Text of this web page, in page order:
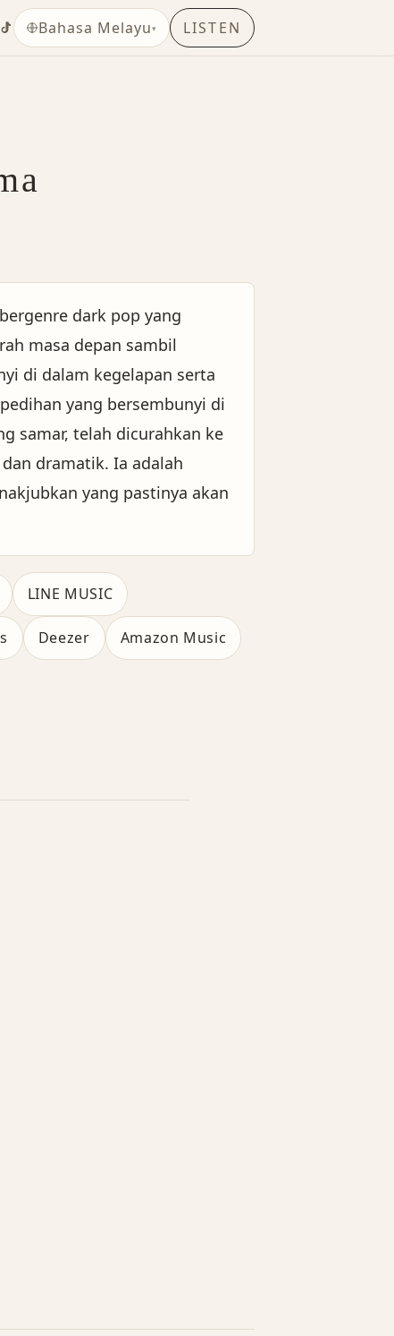
Bahasa Melayu▾ LISTEN
dark pop yang
masa depan sambil
di dalam kegelapan serta
yang bersembunyi di
samar, telah dicurahkan ke
dramatik. Ia adalah
yang pastinya akan
LINE MUSIC
Deezer Amazon Music